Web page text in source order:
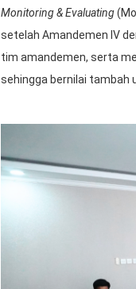
Monitoring & Evaluating
setelah Amandemen IV
tim amandemen, serta
sehingga bernilai tambah